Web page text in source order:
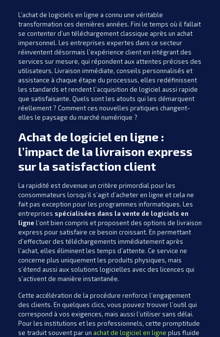
L’achat de logiciels en ligne a connu une véritable
transformation ces dernières années. Fini le temps où il fallait
se contenter d’un téléchargement classique après un achat
impersonnel. Les entreprises expertes dans ce secteur
réinventent désormais l’expérience client en intégrant des
services sur mesure, qui répondent aux attentes précises des
utilisateurs. Livraison immédiate, conseils personnalisés et
assistance à chaque étape du processus, elles redéfinissent
les standards et rendent l’acquisition de logiciel aussi rapide
que satisfaisante. Quels sont les atouts qui les démarquent
réellement ? Comment ces nouvelles pratiques changent-
elles le paysage du marché numérique ?
Achat de logiciel en ligne :
l’impact de la livraison express
sur la satisfaction client
La rapidité est devenue un critère primordial pour les
consommateurs lorsqu’il s’agit d’acheter en ligne et cela ne
fait pas exception pour les programmes informatiques. Les
entreprises spécialisées dans la vente de logiciels en
ligne l’ont bien compris et proposent des options de livraison
express pour satisfaire ce besoin croissant. En permettant
d’effectuer des téléchargements immédiatement après
l’achat, elles éliminent les temps d’attente. Ce service ne
concerne plus uniquement les produits physiques, mais
s’étend aussi aux solutions logicielles avec des licences qui
s’activent de manière instantanée.
Cette accélération de la procédure renforce l’engagement
des clients. En quelques clics, vous pouvez trouver l’outil qui
correspond à vos exigences, mais aussi l’utiliser sans délai.
Pour les institutions et les professionnels, cette promptitude
se traduit souvent par un achat de logiciel en ligne plus fluide